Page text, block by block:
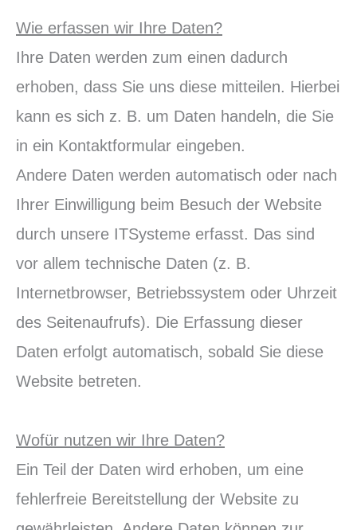
Wie erfassen wir Ihre Daten?
Ihre Daten werden zum einen dadurch
erhoben, dass Sie uns diese mitteilen. Hierbei
kann es sich z. B. um Daten handeln, die Sie
in ein Kontaktformular eingeben.
Andere Daten werden automatisch oder nach
Ihrer Einwilligung beim Besuch der Website
durch unsere ITSysteme erfasst. Das sind
vor allem technische Daten (z. B.
Internetbrowser, Betriebssystem oder Uhrzeit
des Seitenaufrufs). Die Erfassung dieser
Daten erfolgt automatisch, sobald Sie diese
Website betreten.
Wofür nutzen wir Ihre Daten?
Ein Teil der Daten wird erhoben, um eine
fehlerfreie Bereitstellung der Website zu